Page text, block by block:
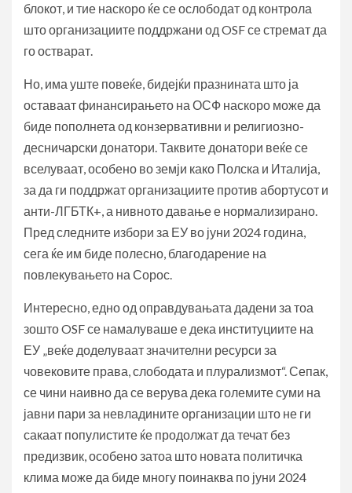
блокот, и тие наскоро ќе се ослободат од контрола
што организациите поддржани од OSF се стремат да
го остварат.
Но, има уште повеќе, бидејќи празнината што ја
оставаат финансирањето на ОСФ наскоро може да
биде пополнета од конзервативни и религиозно-
десничарски донатори. Таквите донатори веќе се
вселуваат, особено во земји како Полска и Италија,
за да ги поддржат организациите против абортусот и
анти-ЛГБТК+, а нивното давање е нормализирано.
Пред следните избори за ЕУ во јуни 2024 година,
сега ќе им биде полесно, благодарение на
повлекувањето на Сорос.
Интересно, едно од оправдувањата дадени за тоа
зошто OSF се намалуваше е дека институциите на
ЕУ „веќе доделуваат значителни ресурси за
човековите права, слободата и плурализмот“. Сепак,
се чини наивно да се верува дека големите суми на
јавни пари за невладините организации што не ги
сакаат популистите ќе продолжат да течат без
предизвик, особено затоа што новата политичка
клима може да биде многу поинаква по јуни 2024